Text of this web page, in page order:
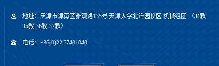
地址：天津市津南区雅观路135号 天津大学北洋园校区 机械组团 （34教
35教 36教 37教）
电话：+86(0)22 27401040